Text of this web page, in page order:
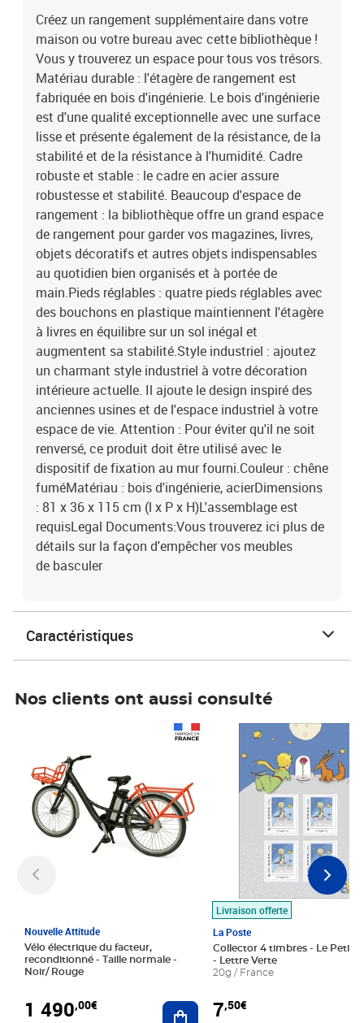
stabilité.Style industriel : ajoutez un charmant style industriel à
votre décoration intérieure actuelle. Il ajoute le design inspiré des
anciennes usines et de l'espace industriel à votre espace de
vie. Attention : Pour éviter qu'il ne soit renversé, ce produit doit être
utilisé avec le dispositif de fixation au mur fourni.Couleur : chêne
fuméMatériau : bois d'ingénierie, acierDimensions : 81 x 36 x 115
cm (l x P x H)L'assemblage est requisLegal Documents:Vous
trouverez ici plus de détails sur la façon d'empêcher vos meubles
de basculer
Créez un rangement supplémentaire dans votre
maison ou votre bureau avec cette bibliothèque !
Vous y trouverez un espace pour tous vos trésors.
Matériau durable : l'étagère de rangement est
fabriquée en bois d'ingénierie. Le bois d'ingénierie
est d'une qualité exceptionnelle avec une surface
lisse et présente également de la résistance, de la
stabilité et de la résistance à l'humidité. Cadre
robuste et stable : le cadre en acier assure
robustesse et stabilité. Beaucoup d'espace de
rangement : la bibliothèque offre un grand espace
de rangement pour garder vos magazines, livres,
objets décoratifs et autres objets indispensables
au quotidien bien organisés et à portée de
main.Pieds réglables : quatre pieds réglables avec
des bouchons en plastique maintiennent l'étagère
à livres en équilibre sur un sol inégal et
augmentent sa stabilité.Style industriel : ajoutez
un charmant style industriel à votre décoration
intérieure actuelle. Il ajoute le design inspiré des
anciennes usines et de l'espace industriel à votre
espace de vie. Attention : Pour éviter qu'il ne soit
renversé, ce produit doit être utilisé avec le
dispositif de fixation au mur fourni.Couleur : chêne
fuméMatériau : bois d'ingénierie, acierDimensions
: 81 x 36 x 115 cm (l x P x H)L'assemblage est
requisLegal Documents:Vous trouverez ici plus de
détails sur la façon d'empêcher vos meubles
de basculer
Caractéristiques
Nos clients ont aussi consulté
Nouvelle Attitude
Vélo électrique du facteur,
reconditionné - Taille normale -
Noir/ Rouge
1 490,00€ Ajouter au panier
Livraison offerte
La Poste
Collector 4 timbres - Le Petit
- Lettre Verte
20g / France
7,50€
Prix 7,50€